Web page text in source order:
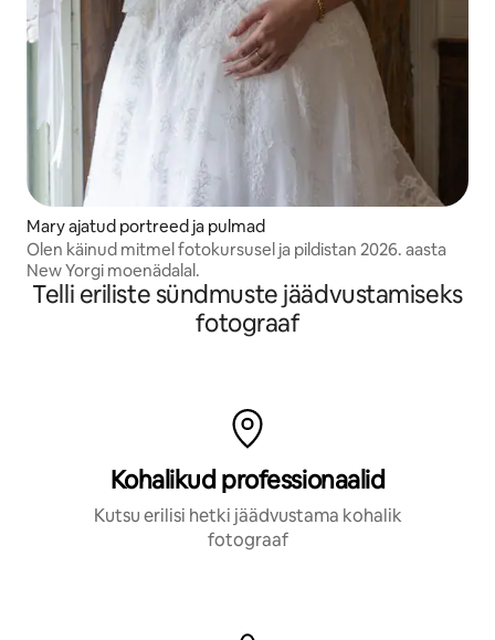
Mary ajatud portreed ja pulmad
Olen käinud mitmel fotokursusel ja pildistan 2026. aasta
New Yorgi moenädalal.
Telli eriliste sündmuste jäädvustamiseks
fotograaf
Kohalikud professionaalid
Kutsu erilisi hetki jäädvustama kohalik
fotograaf